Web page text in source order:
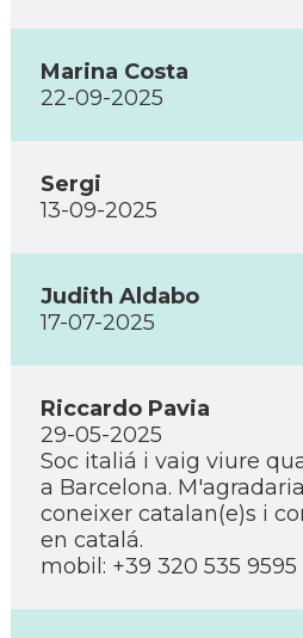
Marina Costa
22-09-2025
Sergi
13-09-2025
Judith Aldabo
17-07-2025
Riccardo Pavia
29-05-2025
Soc italiá i vaig viure
a Barcelona. M'agradaria
coneixer catalan(e)s i
en catalá.
mobil: +39 320 535 9595